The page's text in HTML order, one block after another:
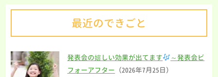
最近のできごと
発表会の嬉しい効果が出てます
～発表会ビ
フォーアフター （2026年7月25日）